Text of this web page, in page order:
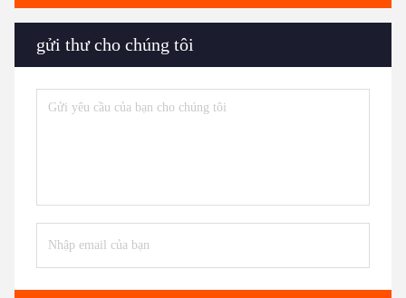
gửi thư cho chúng tôi